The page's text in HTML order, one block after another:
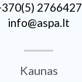
2766427
info@aspa.lt
Kaunas